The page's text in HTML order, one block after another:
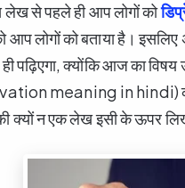
लेख से पहले ही आप लोगों को
आप लोगों को बताया है।
पढ़िएगा, क्योंकि आज का
meaning in hindi) की।
क्यों न एक लेख इसी के ऊपर